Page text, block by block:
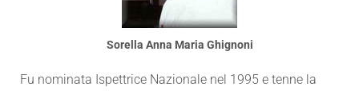
Sorella Anna Maria Ghignoni
Fu nominata Ispettrice Nazionale nel 1995 e tenne la